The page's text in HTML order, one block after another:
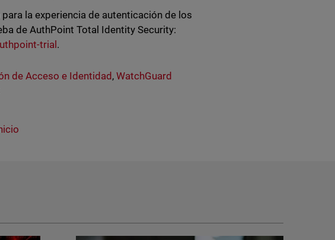
la experiencia de autenticación de los
de AuthPoint Total Identity Security:
trial .
de Acceso e Identidad ,WatchGuard